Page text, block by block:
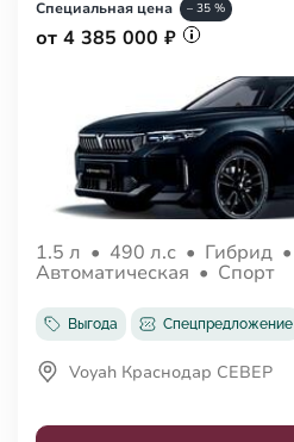
Специальная цена – 35 %
от 4 385 000 ₽
1.5 л • 490 л.с • Гибрид •
Автоматическая • Спорт
Выгода Спецпредложение
Voyah Краснодар СЕВЕР